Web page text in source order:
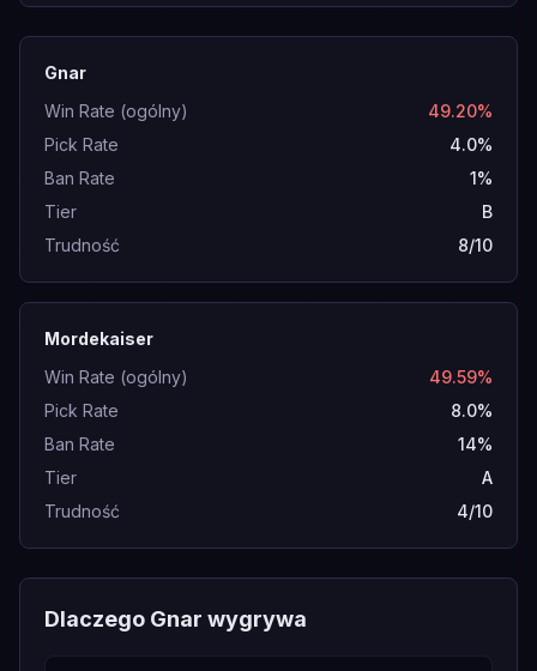
Gnar
Win Rate (ogólny)
49.20%
Pick Rate
4.0%
Ban Rate
1%
Tier
B
Trudność
8/10
Mordekaiser
Win Rate (ogólny)
49.59%
Pick Rate
8.0%
Ban Rate
14%
Tier
A
Trudność
4/10
Dlaczego Gnar wygrywa